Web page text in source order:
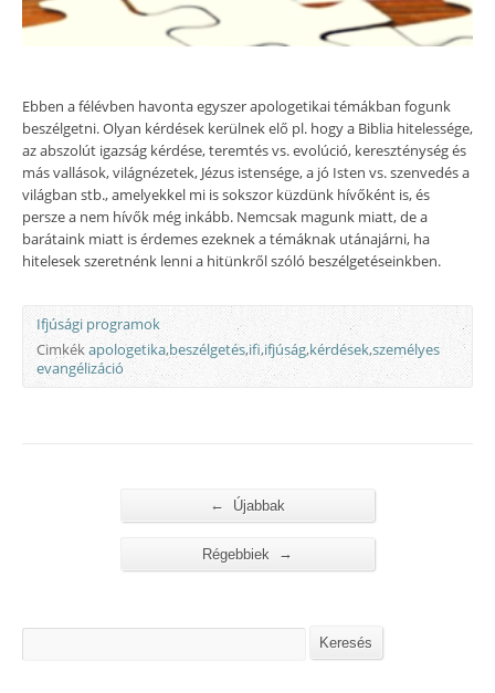
Ebben a félévben havonta egyszer apologetikai témákban fogunk
beszélgetni. Olyan kérdések kerülnek elő pl. hogy a Biblia hitelessége,
az abszolút igazság kérdése, teremtés vs. evolúció, kereszténység és
más vallások, világnézetek, Jézus istensége, a jó Isten vs. szenvedés a
világban stb., amelyekkel mi is sokszor küzdünk hívőként is, és
persze a nem hívők még inkább. Nemcsak magunk miatt, de a
barátaink miatt is érdemes ezeknek a témáknak utánajárni, ha
hitelesek szeretnénk lenni a hitünkről szóló beszélgetéseinkben.
Ifjúsági programok
Cimkékapologetika,beszélgetés,ifi,ifjúság,kérdések,személyes
evangélizáció
← Újabbak
Régebbiek →
Keresés